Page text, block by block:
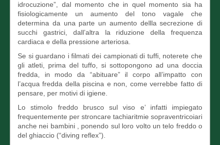
idrocuzione”, dal momento che in quel momento sia ha
fisiologicamente un aumento del tono vagale che
determina da una parte un aumento dellla secrezione di
succhi gastrici, dall’altra la riduzione della frequenza
cardiaca e della pressione arteriosa.
Se si guardano i filmati dei campionati di tuffi, noterete che
gli atleti, prima del tuffo, si sottopongono ad una doccia
fredda, in modo da “abituare” il corpo all’impatto con
l’acqua fredda della piscina e non, come verrebbe fatto di
pensare, per motivi di igiene.
Lo stimolo freddo brusco sul viso e’ infatti impiegato
frequentemente per stroncare tachiaritmie sopraventricoiari
anche nei bambini , ponendo sul loro volto un telo freddo o
del ghiaccio (“diving reflex”).